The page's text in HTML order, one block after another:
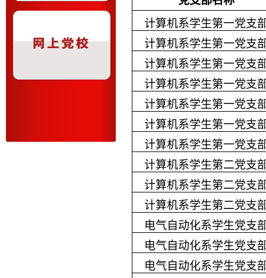
计算机系学生第一党支
计算机系学生第一党支
计算机系学生第一党支
计算机系学生第一党支
计算机系学生第一党支
计算机系学生第一党支
计算机系学生第一党支
计算机系学生第二党支
计算机系学生第二党支
计算机系学生第二党支
电气自动化系学生党支
电气自动化系学生党支
电气自动化系学生党支